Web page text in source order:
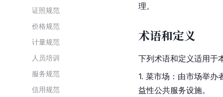
证照规范
价格规范
计量规范
人员培训
服务规范
信用规范
理。
术语和定义
下列术语和定义适用于
1. 菜市场：由市场举
益性公共服务设施。